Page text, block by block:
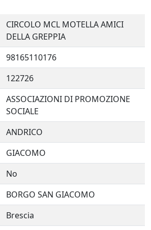
CIRCOLO MCL MOTELLA AMICI
DELLA GREPPIA
98165110176
122726
ASSOCIAZIONI DI PROMOZIONE
SOCIALE
ANDRICO
GIACOMO
No
BORGO SAN GIACOMO
Brescia